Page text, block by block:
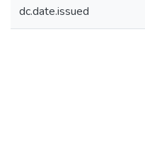
dc.date.issued